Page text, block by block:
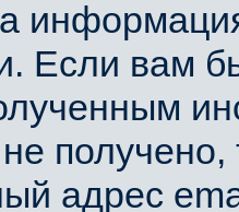
Если вам
получено,
адрес